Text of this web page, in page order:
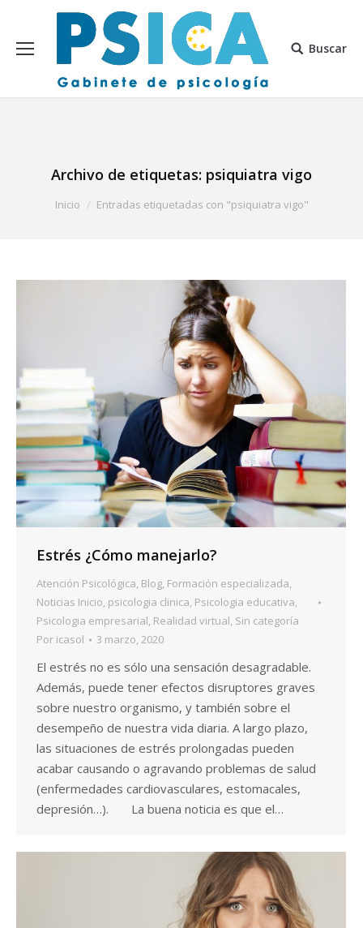
Buscar
Archivo de etiquetas: psiquiatra vigo
Estás aquí:
Inicio Entradas etiquetadas con "psiquiatra vigo"
Estrés ¿Cómo manejarlo?
Atención Psicológica, Blog, Formación especializada,
Noticias Inicio, psicologia clinica, Psicologia educativa,
Psicologia empresarial, Realidad virtual, Sin categoría
Por icasol 3 marzo, 2020
El estrés no es sólo una sensación desagradable.
Además, puede tener efectos disruptores graves
sobre nuestro organismo, y también sobre el
desempeño de nuestra vida diaria. A largo plazo,
las situaciones de estrés prolongadas pueden
acabar causando o agravando problemas de salud
(enfermedades cardiovasculares, estomacales,
depresión…). La buena noticia es que el…